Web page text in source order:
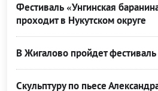
Фестиваль «Унгинская
проходит в Нукутском округе
В Жигалово пройдет
Скульптуру по пьесе